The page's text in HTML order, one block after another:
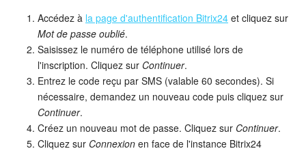
Accédez à la page d'authentification Bitrix24 et cliquez sur
Mot de passe oublié.
Saisissez le numéro de téléphone utilisé lors de
l'inscription. Cliquez sur Continuer.
Entrez le code reçu par SMS (valable 60 secondes). Si
nécessaire, demandez un nouveau code puis cliquez sur
Continuer.
Créez un nouveau mot de passe. Cliquez sur Continuer.
Cliquez sur Connexion en face de l'instance Bitrix24